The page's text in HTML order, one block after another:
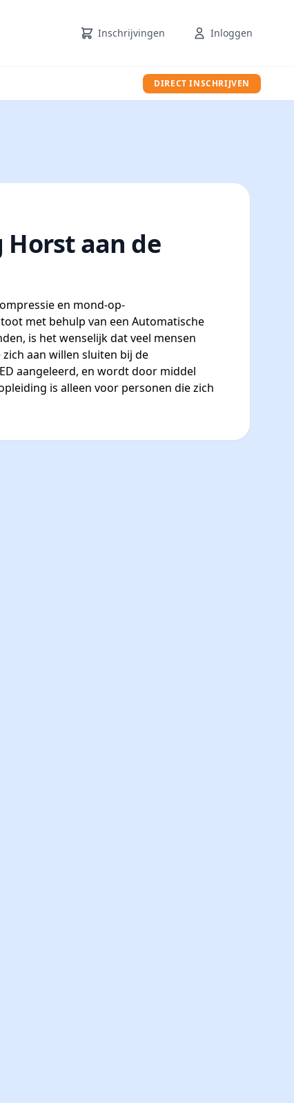
Inschrijvingen Inloggen
DIRECT INSCHRIJVEN
aan de
en mond-op-
met behulp van een Automatische
is het wenselijk dat veel mensen
aan willen sluiten bij de
aangeleerd, en wordt door middel
is alleen voor personen die zich